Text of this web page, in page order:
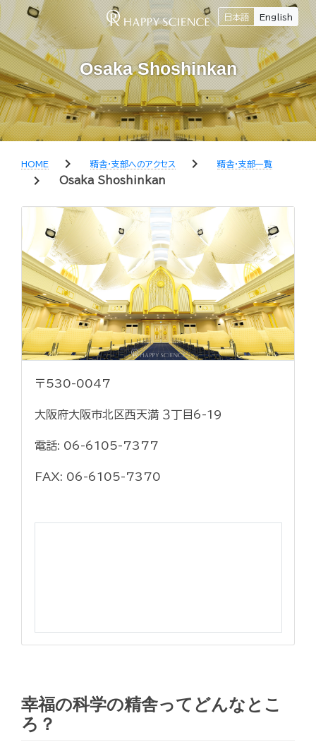
日本語 English
Osaka Shoshinkan
HOME chevron_right 精舎・支部へのアクセス chevron_right 精舎・支部一覧
chevron_right Osaka Shoshinkan
〒530-0047
大阪府大阪市北区西天満 ３丁目6-19
電話: 06-6105-7377
FAX: 06-6105-7370
幸福の科学の精舎ってどんなとこ
ろ？